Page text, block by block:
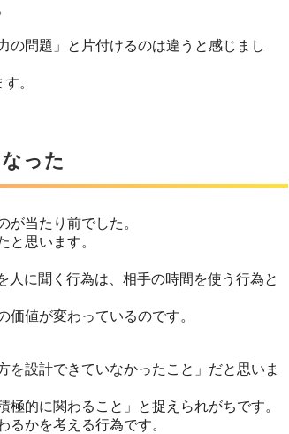
の問題」と片付けるのは違うと感じまし
。
った
が当たり前でした。
と思います。
に聞く行為は、相手の時間を使う行為と
値が変わっているのです。
を設計できていなかったこと」だと思いま
的に関わること」と捉えられがちです。
るかを考える行為です。